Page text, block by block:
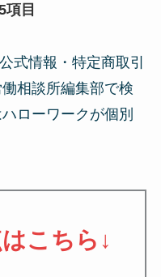
目
式情報・特定商取引
相談所編集部で検
ローワークが個別
こちら ↓